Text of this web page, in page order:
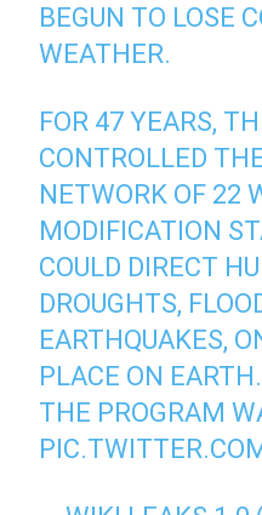
BEGUN TO LOSE
WEATHER.
FOR 47 YEARS,
CONTROLLED
NETWORK OF 22
MODIFICATION
COULD DIRECT
DROUGHTS,
EARTHQUAKES,
PLACE ON EARTH.
THE PROGRAM